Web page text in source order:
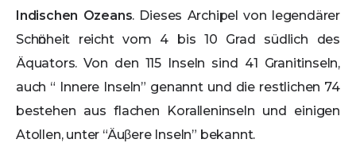
Indischen Ozeans. Dieses Archipel von legendärer
Schӧnheit reicht vom 4 bis 10 Grad südlich des
Äquators. Von den 115 Inseln sind 41 Granitinseln,
auch “ Innere Inseln” genannt und die restlichen 74
bestehen aus flachen Koralleninseln und einigen
Atollen, unter “Äuβere Inseln” bekannt.